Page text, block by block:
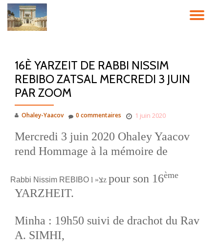
Aller
16È YARZEIT DE RABBI NISSIM
REBIBO ZATSAL MERCREDI 3 JUIN
PAR ZOOM
Ohaley-Yaacov 1 juin 2020
0 commentaires
Mercredi 3 juin 2020 Ohaley Yaacov
rend Hommage à la mémoire de
Rabbi Nissim REBIBO l »צz pour son 16ème
YARZHEIT.
Minha : 19h50 suivi de drachot du Rav
A. SIMHI,